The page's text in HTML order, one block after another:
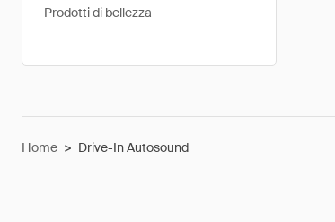
Prodotti di bellezza
Home > Drive-In Autosound